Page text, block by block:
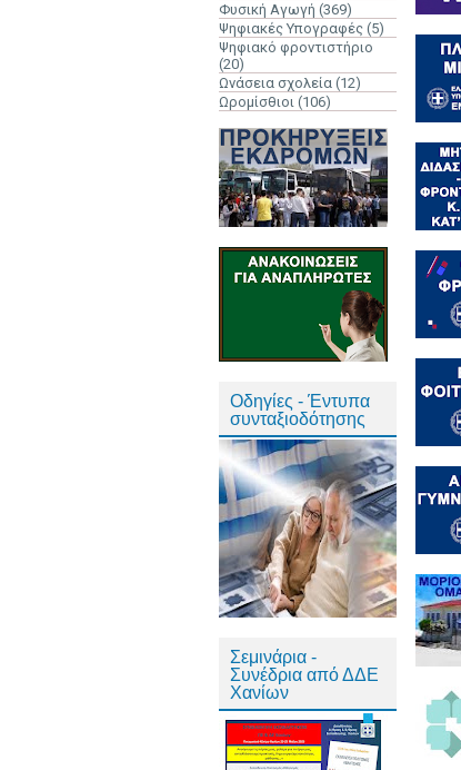
Φυσική Αγωγή (369)
Ψηφιακές Υπογραφές (5)
Ψηφιακό φροντιστήριο
(20)
Ωνάσεια σχολεία (12)
Ωρομίσθιοι (106)
Οδηγίες - Έντυπα
συνταξιοδότησης
Σεμινάρια -
Συνέδρια από ΔΔΕ
Χανίων